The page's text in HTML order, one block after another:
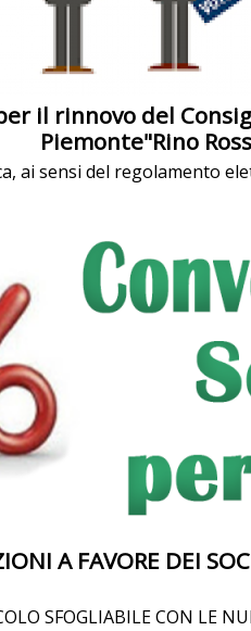
il rinnovo del
Piemonte"Rino
ai sensi del regolamento
A FAVORE DEI
SFOGLIABILE CON LE